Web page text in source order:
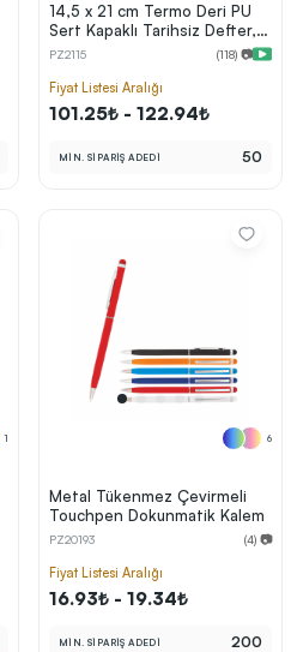
14,5 x 21 cm Termo Deri PU
Sert Kapaklı Tarihsiz Defter,
224 Sayfa, 80 gr Ivory Krem
Kalem Tutuculu
PZ2115 (118) 📷
Fiyat Listesi Aralığı
101.25₺ - 122.94₺
MİN. SİPARİŞ ADEDİ 50
1 6
Metal Tükenmez Çevirmeli
Touchpen Dokunmatik Kalem
PZ20193 (4) 📷
Fiyat Listesi Aralığı
16.93₺ - 19.34₺
MİN. SİPARİŞ ADEDİ 200